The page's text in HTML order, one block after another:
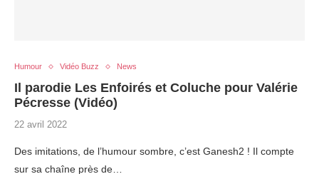
Humour Vidéo Buzz News
Il parodie Les Enfoirés et Coluche pour Valérie
Pécresse (Vidéo)
22 avril 2022
Des imitations, de l’humour sombre, c’est Ganesh2 ! Il compte
sur sa chaîne près de…